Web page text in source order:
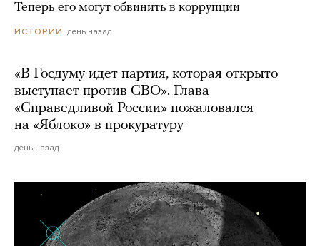
Теперь его могут обвинить в коррупции
ИСТОРИИ день назад
«В Госдуму идет партия, которая открыто
выступает против СВО». Глава
«Справедливой России» пожаловался
на «Яблоко» в прокуратуру
день назад